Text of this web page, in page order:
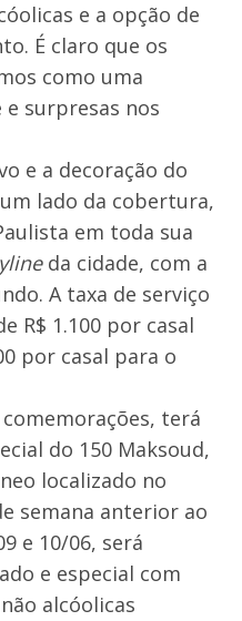
e a opção de
É claro que os
como uma
e surpresas nos
e a decoração do
lado da cobertura,
em toda sua
da cidade, com a
A taxa de serviço
R$ 1.100 por casal
por casal para o
terá
do 150 Maksoud,
localizado no
semana anterior ao
e 10/06, será
e especial com
alcóolicas